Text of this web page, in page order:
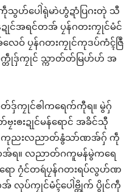
သွဟ်ပေါဲရုဲမာဲဟွံဍာံပြဂးတုဲ သီ
ဍုင်အရင်တအ် ပၠန်ဂတးကၠုင်မံင်
ေဝ် ပၠန်ဂတးကၠုင်ကုဒပ်ကံၚ်ဇြဳ
တဵုဒှ်ကၠုင် သ္ကာတ်တ်မြဟ်ဟ် အ
ဒှ်ကၠုင်ၜါကရေက်ကီုရ။ မွဲဂှ်
ၜးဍုင်မန်ရောင် အခိင်သီု
ကုညးလညာတ်နွံသာ်ဏအ်ဂှ် ကဵု
ဏအ်ရ။ လညာတ်ဂကူမန်မွဲကရေ
ော ဂၠံင်တရဴပၠန်ဂတးရပ်လွဟ်ဏ
အ် လုပ်ကၠုင်မံၚ်ပေါဲဗ္တိုက် ပွိုင်ကဵု